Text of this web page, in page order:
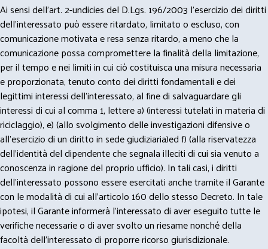
Ai sensi dell’art. 2-undicies del D.Lgs. 196/2003 l’esercizio dei diritti
dell’interessato può essere ritardato, limitato o escluso, con
comunicazione motivata e resa senza ritardo, a meno che la
comunicazione possa compromettere la finalità della limitazione,
per il tempo e nei limiti in cui ciò costituisca una misura necessaria
e proporzionata, tenuto conto dei diritti fondamentali e dei
legittimi interessi dell’interessato, al fine di salvaguardare gli
interessi di cui al comma 1, lettere a) (interessi tutelati in materia di
riciclaggio), e) (allo svolgimento delle investigazioni difensive o
all’esercizio di un diritto in sede giudiziaria)ed f) (alla riservatezza
dell’identità del dipendente che segnala illeciti di cui sia venuto a
conoscenza in ragione del proprio ufficio). In tali casi, i diritti
dell’interessato possono essere esercitati anche tramite il Garante
con le modalità di cui all’articolo 160 dello stesso Decreto. In tale
ipotesi, il Garante informerà l’interessato di aver eseguito tutte le
verifiche necessarie o di aver svolto un riesame nonché della
facoltà dell’interessato di proporre ricorso giurisdizionale.